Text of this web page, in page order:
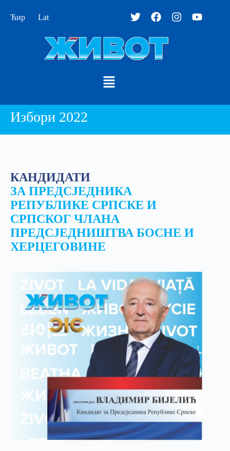
Ћир Lat
Избори 2022
КАНДИДАТИ
ЗА ПРЕДСЈЕДНИКА
РЕПУБЛИКЕ СРПСКЕ И
СРПСКОГ ЧЛАНА
ПРЕДСЈЕДНИШТВА БОСНЕ И
ХЕРЦЕГОВИНЕ